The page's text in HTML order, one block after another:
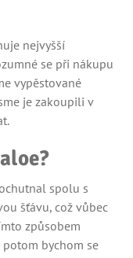
nejvyšší
se při nákupu
vypěstované
je zakoupili v
spolu s
šťávu, což vůbec
způsobem
bychom se